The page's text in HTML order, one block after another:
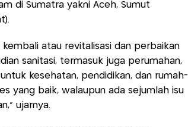
di Sumatra yakni Aceh, Sumut
atau revitalisasi dan perbaikan
sanitasi, termasuk juga perumahan,
kesehatan, pendidikan, dan rumah-
yang baik, walaupun ada sejumlah isu
ujarnya.